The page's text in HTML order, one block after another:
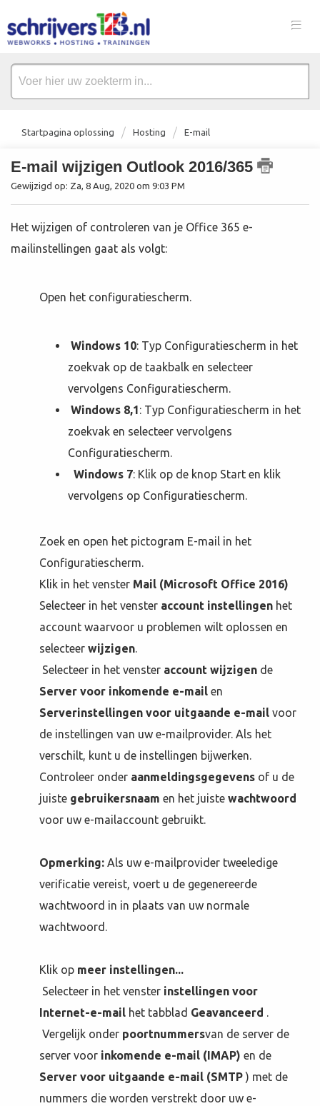
Startpagina oplossing Hosting E-mail
E-mail wijzigen Outlook 2016/365
Gewijzigd op: Za, 8 Aug, 2020 om 9:03 PM
Het wijzigen of controleren van je Office 365 e-
mailinstellingen gaat als volgt:
Open het configuratiescherm.
Windows 10: Typ Configuratiescherm in het
zoekvak op de taakbalk en selecteer
vervolgens Configuratiescherm.
Windows 8,1: Typ Configuratiescherm in het
zoekvak en selecteer vervolgens
Configuratiescherm.
Windows 7: Klik op de knop Start en klik
vervolgens op Configuratiescherm.
Zoek en open het pictogram E-mail in het
Configuratiescherm.
Klik in het venster Mail (Microsoft Office 2016)
Selecteer in het venster account instellingen het
account waarvoor u problemen wilt oplossen en
selecteer wijzigen.
Selecteer in het venster account wijzigen de
Server voor inkomende e-mail en
Serverinstellingen voor uitgaande e-mail voor
de instellingen van uw e-mailprovider. Als het
verschilt, kunt u de instellingen bijwerken.
Controleer onder aanmeldingsgegevens of u de
juiste gebruikersnaam en het juiste wachtwoord
voor uw e-mailaccount gebruikt.
Opmerking: Als uw e-mailprovider tweeledige
verificatie vereist, voert u de gegenereerde
wachtwoord in in plaats van uw normale
wachtwoord.
Klik op meer instellingen...
Selecteer in het venster instellingen voor
Internet-e-mail het tabblad Geavanceerd .
Vergelijk onder poortnummersvan de server de
server voor inkomende e-mail (IMAP) en de
Server voor uitgaande e-mail (SMTP) met de
nummers die worden verstrekt door uw e-